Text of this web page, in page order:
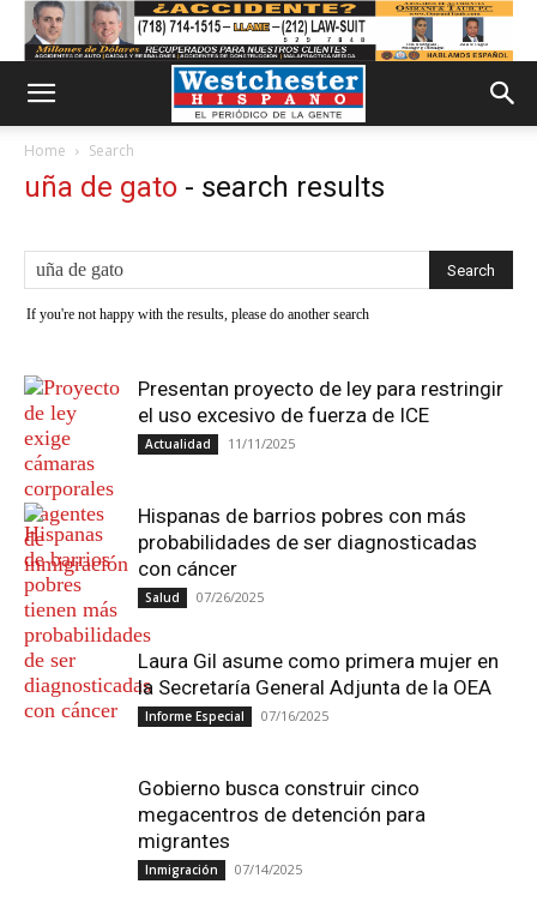
Home Search
uña de gato - search results
If you're not happy with the results, please do another search
Presentan proyecto de ley para restringir
el uso excesivo de fuerza de ICE
Actualidad 11/11/2025
Hispanas de barrios pobres con más
probabilidades de ser diagnosticadas
con cáncer
Salud 07/26/2025
Laura Gil asume como primera mujer en
la Secretaría General Adjunta de la OEA
Informe Especial 07/16/2025
Gobierno busca construir cinco
megacentros de detención para
migrantes
Inmigración 07/14/2025